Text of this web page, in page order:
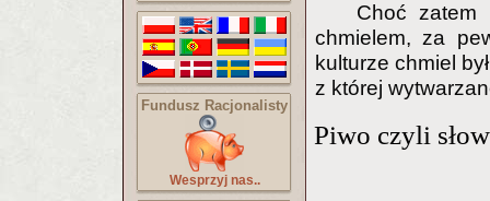
Fundusz Racjonalisty
Wesprzyj nas..
Choć zatem
chmielem, za
kulturze chmiel
z której
Piwo czyli